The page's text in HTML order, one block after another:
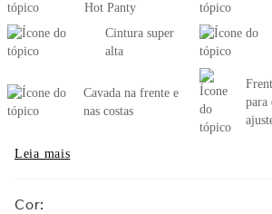
Hot Panty
Cintura super
alta
Cavada na frente e
nas costas
para
Leia mais
Cor: